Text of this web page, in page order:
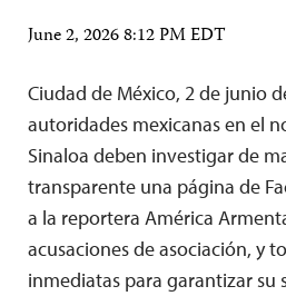
June 2, 2026 8:12 PM EDT
Ciudad de México, 2 de junio
autoridades mexicanas en el
Sinaloa deben investigar de
transparente una página de
a la reportera América
acusaciones de asociación, y
inmediatas para garantizar su